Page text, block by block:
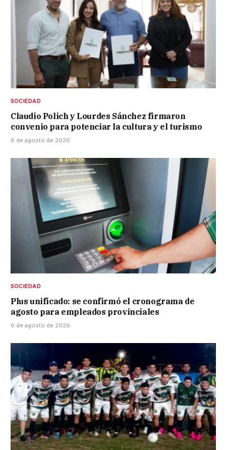
SOCIEDAD
Claudio Polich y Lourdes Sánchez firmaron
convenio para potenciar la cultura y el turismo
6 de agosto de 2026
SOCIEDAD
Plus unificado: se confirmó el cronograma de
agosto para empleados provinciales
6 de agosto de 2026